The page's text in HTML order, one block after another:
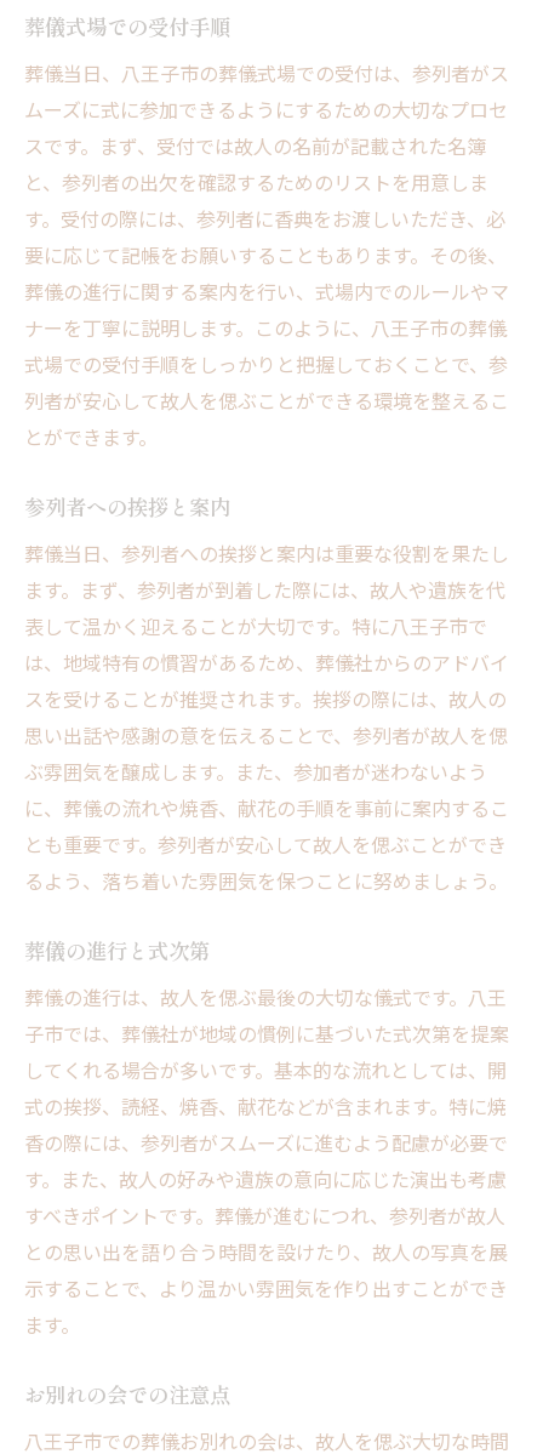
交通の便を考慮した式場選び
近隣施設との連携活用
葬儀当日を安心して迎えるための八王子市のサ
ポート体制
緊急連絡先とトラブル対応
葬儀当日のスタッフサポート内容
参列者への案内とサポート
施設設備の利用方法
宿泊施設の手配と紹介
八王子市役所との協力体制
八王子市の葬儀文化を理解する上での重要な知
八王子市の葬儀歴史と背景
地域での葬儀のしきたり
葬儀における宗教的要素
現代の葬儀スタイルの変化
地域社会との関わり方
葬儀文化の伝承と今後
八王子市での葬儀に関するよくある質問とその
回答
葬儀費用の相場について
参列者のマナーと服装
八王子市での葬儀手続き方法
お香典の相場と渡し方
遺族への配慮とサポート
大切な人を送る八王子市での葬儀の心温まるエ
ピソード
感動を呼んだ家族葬の例
地域との絆が深まった葬儀
葬儀社との心温まる交流
故人を偲ぶ特別な演出
葬儀式場での受付手順
葬儀当日、八王子市の葬儀式場での受付は、参列者がス
ムーズに式に参加できるようにするための大切なプロセ
スです。まず、受付では故人の名前が記載された名簿
と、参列者の出欠を確認するためのリストを用意しま
す。受付の際には、参列者に香典をお渡しいただき、必
要に応じて記帳をお願いすることもあります。その後、
葬儀の進行に関する案内を行い、式場内でのルールやマ
ナーを丁寧に説明します。このように、八王子市の葬儀
式場での受付手順をしっかりと把握しておくことで、参
列者が安心して故人を偲ぶことができる環境を整えるこ
とができます。
参列者への挨拶と案内
葬儀当日、参列者への挨拶と案内は重要な役割を果たし
ます。まず、参列者が到着した際には、故人や遺族を代
表して温かく迎えることが大切です。特に八王子市で
は、地域特有の慣習があるため、葬儀社からのアドバイ
スを受けることが推奨されます。挨拶の際には、故人の
思い出話や感謝の意を伝えることで、参列者が故人を偲
ぶ雰囲気を醸成します。また、参加者が迷わないよう
に、葬儀の流れや焼香、献花の手順を事前に案内するこ
とも重要です。参列者が安心して故人を偲ぶことができ
るよう、落ち着いた雰囲気を保つことに努めましょう。
葬儀の進行と式次第
葬儀の進行は、故人を偲ぶ最後の大切な儀式です。八王
子市では、葬儀社が地域の慣例に基づいた式次第を提案
してくれる場合が多いです。基本的な流れとしては、開
式の挨拶、読経、焼香、献花などが含まれます。特に焼
香の際には、参列者がスムーズに進むよう配慮が必要で
す。また、故人の好みや遺族の意向に応じた演出も考慮
すべきポイントです。葬儀が進むにつれ、参列者が故人
との思い出を語り合う時間を設けたり、故人の写真を展
示することで、より温かい雰囲気を作り出すことができ
ます。
お別れの会での注意点
八王子市での葬儀お別れの会は、故人を偲ぶ大切な時間